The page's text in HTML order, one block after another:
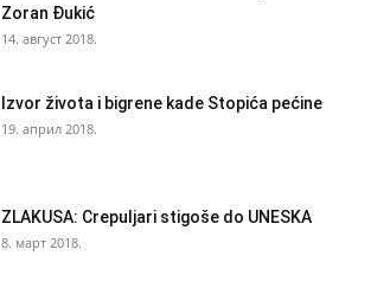
Zoran Đukić
14. август 2018.
Izvor života i bigrene kade Stopića pećine
19. април 2018.
ZLAKUSA: Crepuljari stigoše do UNESKA
8. март 2018.